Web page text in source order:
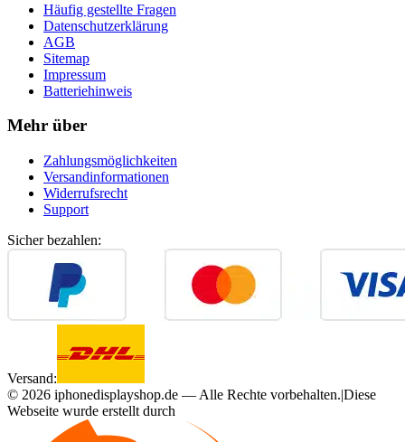
Häufig gestellte Fragen
Datenschutzerklärung
AGB
Sitemap
Impressum
Batteriehinweis
Mehr über
Zahlungsmöglichkeiten
Versandinformationen
Widerrufsrecht
Support
Sicher bezahlen:
Versand:
© 2026 iphonedisplayshop.de — Alle Rechte vorbehalten.|Diese
Webseite wurde erstellt durch